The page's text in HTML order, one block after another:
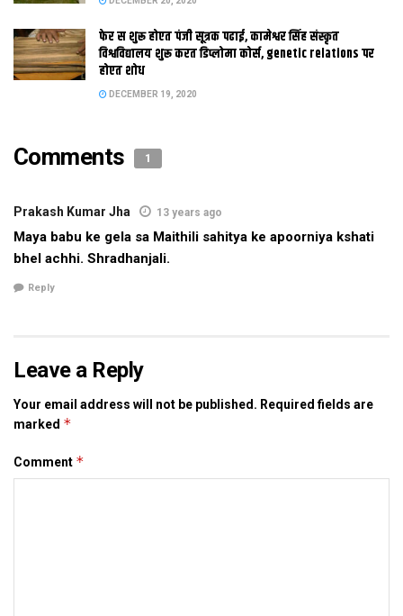
Tags: bhagalpur bihar news
latest bihar news latest maithili news
mithila news patna
फेर स शुरू होएत पंजी सूत्रक पढाई, कामेश्वर सिंह संस्कृत
विश्वविद्यालय शुरू करत डिप्लोमा कोर्स, genetic relations पर
होएत शोध
DECEMBER 19, 2020
Comments 1
Prakash Kumar Jha 13 years ago
Maya babu ke gela sa Maithili sahitya ke apoorniya kshati
bhel achhi. Shradhanjali.
Reply
Leave a Reply
Your email address will not be published. Required fields are
marked *
Comment *